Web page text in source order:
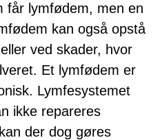
får lymfødem, men en
kan også opstå
ved skader, hvor
Et lymfødem er
Lymfesystemet
ikke repareres
der dog gøres